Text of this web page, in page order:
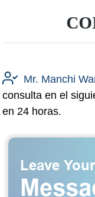
Mr. Manchi
consulta en el
en 24 horas.